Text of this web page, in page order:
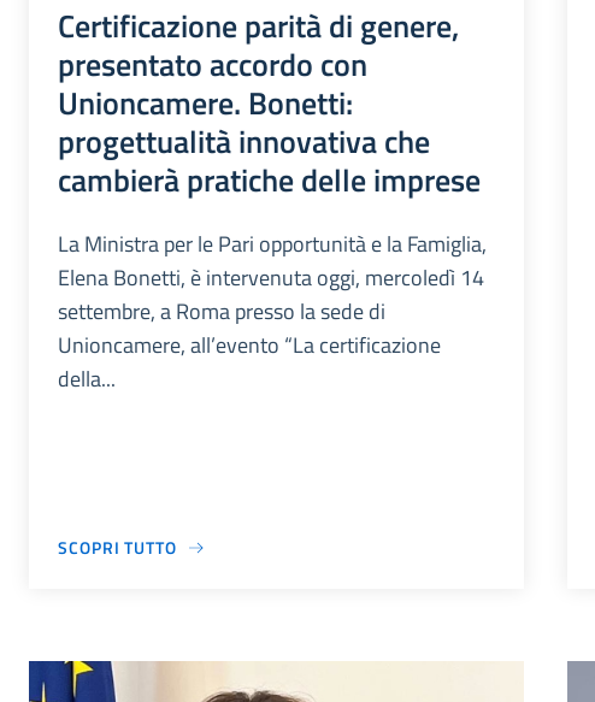
Certificazione parità di genere,
presentato accordo con
Unioncamere. Bonetti:
progettualità innovativa che
cambierà pratiche delle imprese
La Ministra per le Pari opportunità e la Famiglia,
Elena Bonetti, è intervenuta oggi, mercoledì 14
settembre, a Roma presso la sede di
Unioncamere, all’evento “La certificazione
della...
SCOPRI TUTTO